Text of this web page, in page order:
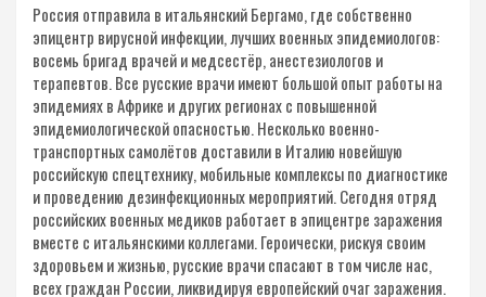
Россия отправила в итальянский Бергамо, где собственно
эпицентр вирусной инфекции, лучших военных эпидемиологов:
восемь бригад врачей и медсестёр, анестезиологов и
терапевтов. Все русские врачи имеют большой опыт работы на
эпидемиях в Африке и других регионах с повышенной
эпидемиологической опасностью. Несколько военно-
транспортных самолётов доставили в Италию новейшую
российскую спецтехнику, мобильные комплексы по диагностике
и проведению дезинфекционных мероприятий. Сегодня отряд
российских военных медиков работает в эпицентре заражения
вместе с итальянскими коллегами. Героически, рискуя своим
здоровьем и жизнью, русские врачи спасают в том числе нас,
всех граждан России, ликвидируя европейский очаг заражения.